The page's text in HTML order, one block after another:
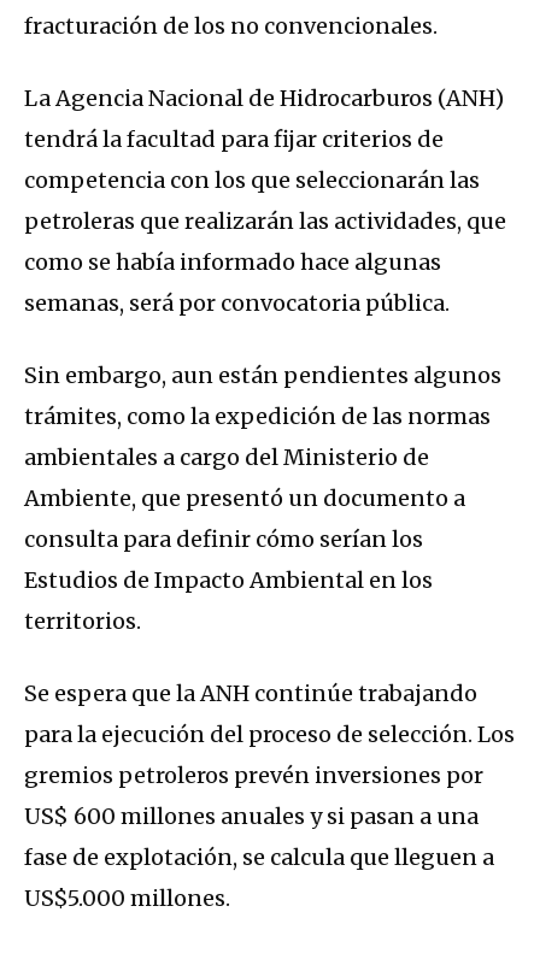
fracturación de los no convencionales.
La Agencia Nacional de Hidrocarburos (ANH)
tendrá la facultad para fijar criterios de
competencia con los que seleccionarán las
petroleras que realizarán las actividades, que
como se había informado hace algunas
semanas, será por convocatoria pública.
Sin embargo, aun están pendientes algunos
trámites, como la expedición de las normas
ambientales a cargo del Ministerio de
Ambiente, que presentó un documento a
consulta para definir cómo serían los
Estudios de Impacto Ambiental en los
territorios.
Se espera que la ANH continúe trabajando
para la ejecución del proceso de selección. Los
gremios petroleros prevén inversiones por
US$ 600 millones anuales y si pasan a una
fase de explotación, se calcula que lleguen a
US$5.000 millones.